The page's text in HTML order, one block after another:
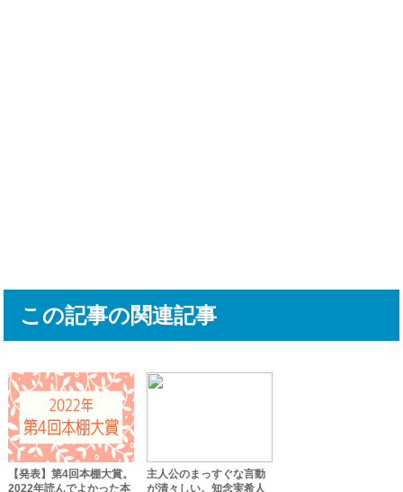
この記事の関連記事
【発表】第4回本棚大賞。
2022年読んでよかった本
主人公のまっすぐな言動
が清々しい。知念実希人